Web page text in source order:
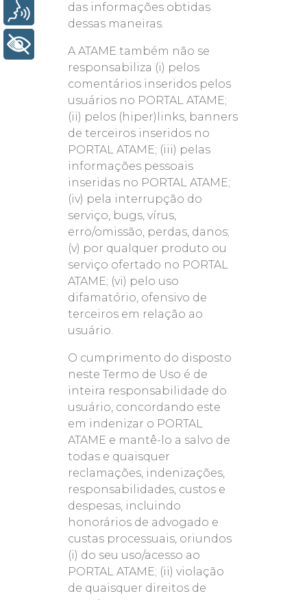
das informações obtidas
dessas maneiras.
A ATAME também não se
responsabiliza (i) pelos
comentários inseridos pelos
usuários no PORTAL ATAME;
(ii) pelos (hiper)links, banners
de terceiros inseridos no
PORTAL ATAME; (iii) pelas
informações pessoais
inseridas no PORTAL ATAME;
(iv) pela interrupção do
serviço, bugs, vírus,
erro/omissão, perdas, danos;
(v) por qualquer produto ou
serviço ofertado no PORTAL
ATAME; (vi) pelo uso
difamatório, ofensivo de
terceiros em relação ao
usuário.
O cumprimento do disposto
neste Termo de Uso é de
inteira responsabilidade do
usuário, concordando este
em indenizar o PORTAL
ATAME e mantê-lo a salvo de
todas e quaisquer
reclamações, indenizações,
responsabilidades, custos e
despesas, incluindo
honorários de advogado e
custas processuais, oriundos
(i) do seu uso/acesso ao
PORTAL ATAME; (ii) violação
de quaisquer direitos de
+ Acessibilidade